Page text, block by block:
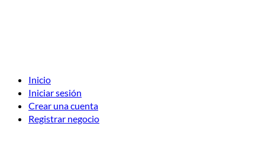
Inicio
Iniciar sesión
Crear una cuenta
Registrar negocio